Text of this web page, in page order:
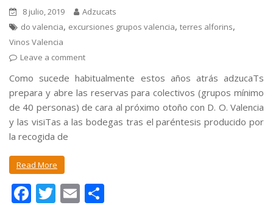
8 julio, 2019
Adzucats
do valencia, excursiones grupos valencia, terres alforins,
Vinos Valencia
Leave a comment
Como sucede habitualmente estos años atrás adzucaTs
prepara y abre las reservas para colectivos (grupos mínimo
de 40 personas) de cara al próximo otoño con D. O. Valencia
y las visiTas a las bodegas tras el paréntesis producido por
la recogida de
Read More
F T E